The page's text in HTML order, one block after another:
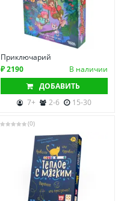
Приключарий
₽ 2190
В наличии
ДОБАВИТЬ
7+
2-6 15-30
(0)